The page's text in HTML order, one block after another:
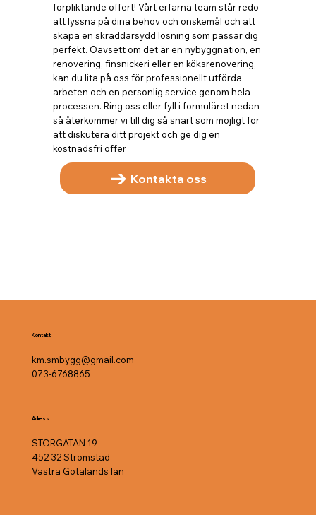
förpliktande offert! Vårt erfarna team står redo
att lyssna på dina behov och önskemål och att
skapa en skräddarsydd lösning som passar dig
perfekt. Oavsett om det är en nybyggnation, en
renovering, finsnickeri eller en köksrenovering,
kan du lita på oss för professionellt utförda
arbeten och en personlig service genom hela
processen. Ring oss eller fyll i formuläret nedan
så återkommer vi till dig så snart som möjligt för
att diskutera ditt projekt och ge dig en
kostnadsfri offer
Kontakta oss
Kontakt
km.smbygg@gmail.com
073-6768865
Adress
STORGATAN 19
452 32 Strömstad
Västra Götalands län